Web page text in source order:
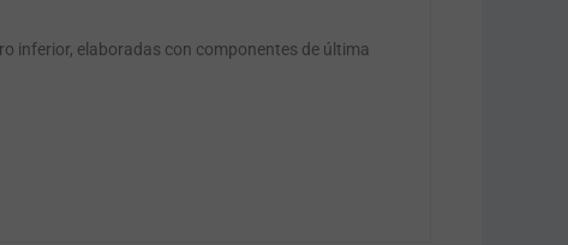
inferior, elaboradas con componentes de última